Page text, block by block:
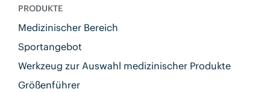
PRODUKTE
Medizinischer Bereich
Sportangebot
Werkzeug zur Auswahl medizinischer Produkte
Größenführer